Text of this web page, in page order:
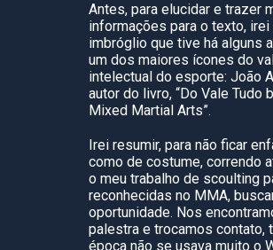
Antes, para elucidar e trazer
informações para o texto, irei
imbróglio que tive há alguns
um dos maiores ícones do
intelectual do esporte: João
autor do livro, “Do Vale Tudo
Mixed Martial Arts”.
Irei resumir, para não ficar
como de costume, correndo
o meu trabalho de scoulting
reconhecidas no MMA,
oportunidade. Nos
palestra e trocamos contato,
época não se usava muito o